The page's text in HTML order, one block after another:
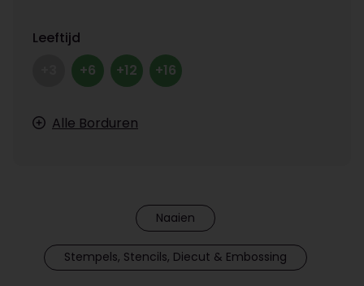
Leeftijd
+6 +12 +16
Alle Borduren
Naaien
Stempels, Stencils, Diecut & Embossing